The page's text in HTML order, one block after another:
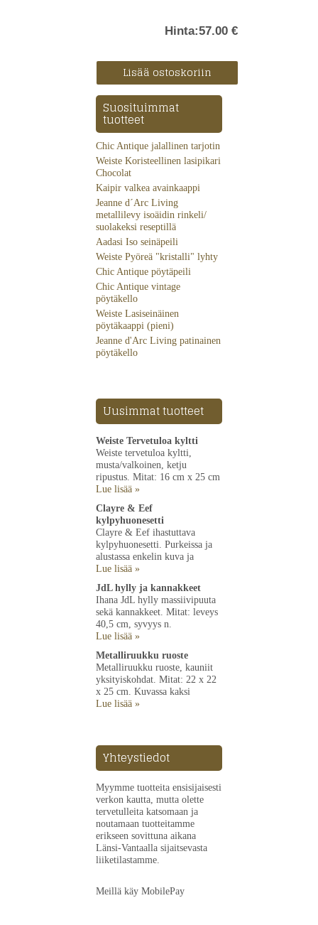
Hinta:57.00 €
Suosituimmat
tuotteet
Chic Antique jalallinen tarjotin
Weiste Koristeellinen lasipikari
Chocolat
Kaipir valkea avainkaappi
Jeanne d´Arc Living
metallilevy isoäidin rinkeli/
suolakeksi reseptillä
Aadasi Iso seinäpeili
Weiste Pyöreä "kristalli" lyhty
Chic Antique pöytäpeili
Chic Antique vintage
pöytäkello
Weiste Lasiseinäinen
pöytäkaappi (pieni)
Jeanne d'Arc Living patinainen
pöytäkello
Uusimmat tuotteet
Weiste Tervetuloa kyltti
Weiste tervetuloa kyltti,
musta/valkoinen, ketju
ripustus. Mitat: 16 cm x 25 cm
Lue lisää »
Clayre & Eef
kylpyhuonesetti
Clayre & Eef ihastuttava
kylpyhuonesetti. Purkeissa ja
alustassa enkelin kuva ja
Lue lisää »
JdL hylly ja kannakkeet
Ihana JdL hylly massiivipuuta
sekä kannakkeet. Mitat: leveys
40,5 cm, syvyys n.
Lue lisää »
Metalliruukku ruoste
Metalliruukku ruoste, kauniit
yksityiskohdat. Mitat: 22 x 22
x 25 cm. Kuvassa kaksi
Lue lisää »
Yhteystiedot
Myymme tuotteita ensisijaisesti
verkon kautta, mutta olette
tervetulleita katsomaan ja
noutamaan tuotteitamme
erikseen sovittuna aikana
Länsi-Vantaalla sijaitsevasta
liiketilastamme.
Meillä käy MobilePay